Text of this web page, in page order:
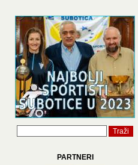
PARTNERI